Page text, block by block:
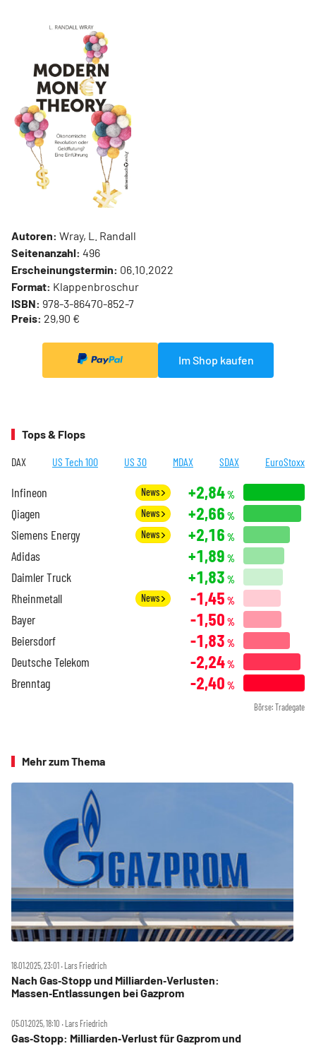
Autoren: Wray, L. Randall
Seitenanzahl: 496
Erscheinungstermin: 06.10.2022
Format: Klappenbroschur
ISBN: 978-3-86470-852-7
Preis: 29,90 €
Im Shop kaufen
Tops & Flops
DAX US Tech 100 US 30 MDAX SDAX EuroStoxx
Infineon News +2,84%
Qiagen News +2,66 %
Siemens Energy News +2,16 %
Adidas +1,89 %
Daimler Truck +1,83 %
Rheinmetall News -1,45 %
Bayer -1,50 %
Beiersdorf -1,83 %
Deutsche Telekom -2,24%
Brenntag -2,40 %
Börse: Tradegate
Mehr zum Thema
18.01.2025, 23:01 ‧ Lars Friedrich
Nach Gas‑Stopp und Milliarden‑Verlusten:
Massen‑Entlassungen bei Gazprom
05.01.2025, 18:10 ‧ Lars Friedrich
Gas‑Stopp: Milliarden‑Verlust für Gazprom und